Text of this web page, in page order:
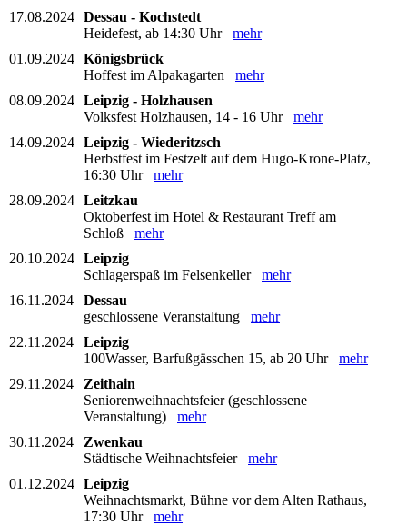
17.08.2024 Dessau - Kochstedt
Heidefest, ab 14:30 Uhr mehr
01.09.2024 Königsbrück
Hoffest im Alpakagarten mehr
08.09.2024 Leipzig - Holzhausen
Volksfest Holzhausen, 14 - 16 Uhr mehr
14.09.2024 Leipzig - Wiederitzsch
Herbstfest im Festzelt auf dem Hugo-Krone-Platz,
16:30 Uhr mehr
28.09.2024 Leitzkau
Oktoberfest im Hotel & Restaurant Treff am
Schloß mehr
20.10.2024 Leipzig
Schlagerspaß im Felsenkeller mehr
16.11.2024
Dessau
geschlossene Veranstaltung mehr
22.11.2024
Leipzig
100Wasser, Barfußgässchen 15, ab 20 Uhr mehr
29.11.2024
Zeithain
Seniorenweihnachtsfeier (geschlossene
Veranstaltung) mehr
30.11.2024
Zwenkau
Städtische Weihnachtsfeier mehr
01.12.2024 Leipzig
Weihnachtsmarkt, Bühne vor dem Alten Rathaus,
17:30 Uhr mehr